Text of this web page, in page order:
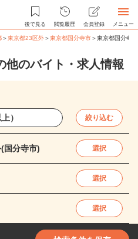
後で見る 閲覧履歴 会員登録 メニュー
＞東京都23区外＞東京都国分寺市＞東京都国分寺
他のバイト・求人情報
絞り込む
国分寺市) 選択
選択
選択